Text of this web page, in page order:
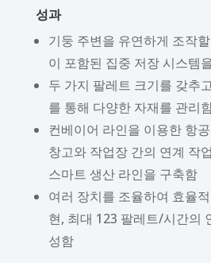
성과
기둥 주변을 유연하게 조작
이 포함된 집중 저장 시스템
두 가지 팔레트 크기를 갖추
를 통해 다양한 자재를 관리
컨베이어 라인을 이용한 항
창고와 작업장 간의 연계 작
스마트 생산 라인을 구축함
여러 장치를 조율하여 효율
현, 최대 123 팔레트/시간의
성함